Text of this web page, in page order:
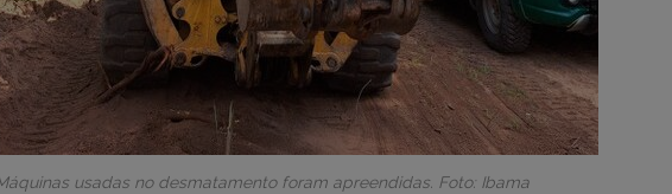
usadas no desmatamento foram apreendidas. Foto: Ibama